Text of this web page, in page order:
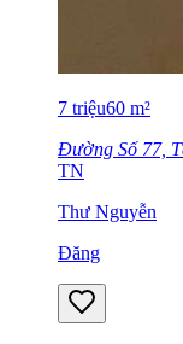
7 triệu60 m²
Đường Số 77,
TN
Thư Nguyễn
Đăng